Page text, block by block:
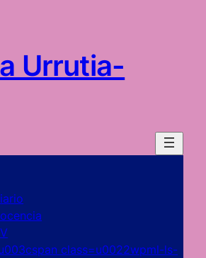
Urrutia-
class=u0022wpml-ls-